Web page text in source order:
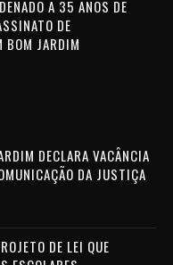
A 35 ANOS DE
DE
BOM JARDIM
DECLARA VACÂNCIA
DA JUSTIÇA
DE LEI QUE